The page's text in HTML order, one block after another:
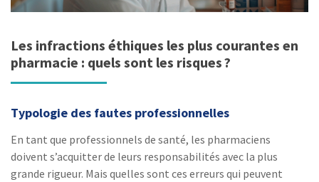
Les infractions éthiques les plus courantes en
pharmacie : quels sont les risques ?
Typologie des fautes professionnelles
En tant que professionnels de santé, les pharmaciens
doivent s’acquitter de leurs responsabilités avec la plus
grande rigueur. Mais quelles sont ces erreurs qui peuvent